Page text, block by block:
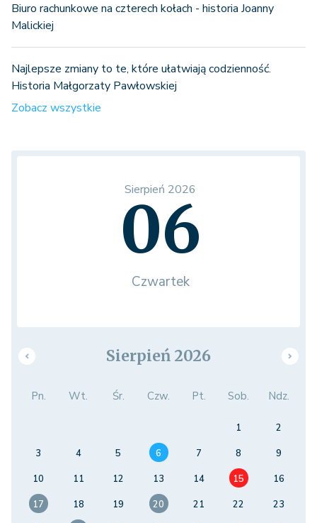
Biuro rachunkowe na czterech kołach - historia Joanny
Malickiej
Najlepsze zmiany to te, które ułatwiają codzienność.
Historia Małgorzaty Pawłowskiej
Zobacz wszystkie
Sierpień 2026
06
Czwartek
Sierpień 2026
Pn. Wt. Śr. Czw. Pt. Sob. Ndz.
1
2
3
4 5 6 7 8
9
10
11 12 13 14 15
16
17
18 19 20 21 22
23